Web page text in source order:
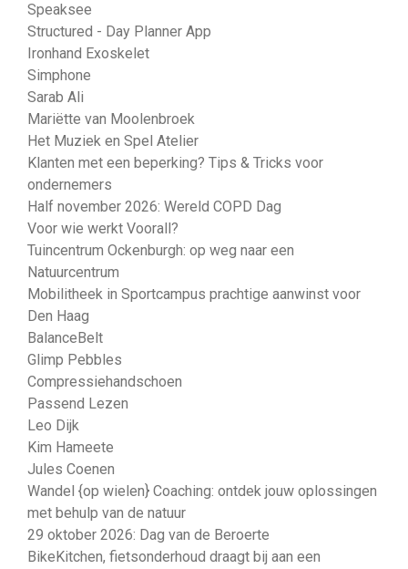
Speaksee
Structured - Day Planner App
Ironhand Exoskelet
Simphone
Sarab Ali
Mariëtte van Moolenbroek
Het Muziek en Spel Atelier
Klanten met een beperking? Tips & Tricks voor
ondernemers
Half november 2026: Wereld COPD Dag
Voor wie werkt Voorall?
Tuincentrum Ockenburgh: op weg naar een
Natuurcentrum
Mobilitheek in Sportcampus prachtige aanwinst voor
Den Haag
BalanceBelt
Glimp Pebbles
Compressiehandschoen
Passend Lezen
Leo Dijk
Kim Hameete
Jules Coenen
Wandel {op wielen} Coaching: ontdek jouw oplossingen
met behulp van de natuur
29 oktober 2026: Dag van de Beroerte
BikeKitchen, fietsonderhoud draagt bij aan een